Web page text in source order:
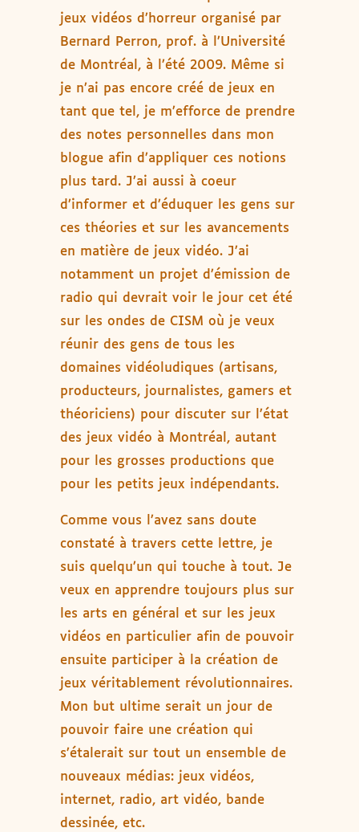
jeux vidéos d’horreur organisé par
Bernard Perron, prof. à l’Université
de Montréal, à l’été 2009. Même si
je n’ai pas encore créé de jeux en
tant que tel, je m’efforce de prendre
des notes personnelles dans mon
blogue afin d’appliquer ces notions
plus tard. J’ai aussi à coeur
d’informer et d’éduquer les gens sur
ces théories et sur les avancements
en matière de jeux vidéo. J’ai
notamment un projet d’émission de
radio qui devrait voir le jour cet été
sur les ondes de CISM où je veux
réunir des gens de tous les
domaines vidéoludiques (artisans,
producteurs, journalistes, gamers et
théoriciens) pour discuter sur l’état
des jeux vidéo à Montréal, autant
pour les grosses productions que
pour les petits jeux indépendants.
Comme vous l’avez sans doute
constaté à travers cette lettre, je
suis quelqu’un qui touche à tout. Je
veux en apprendre toujours plus sur
les arts en général et sur les jeux
vidéos en particulier afin de pouvoir
ensuite participer à la création de
jeux véritablement révolutionnaires.
Mon but ultime serait un jour de
pouvoir faire une création qui
s’étalerait sur tout un ensemble de
nouveaux médias: jeux vidéos,
internet, radio, art vidéo, bande
dessinée, etc.